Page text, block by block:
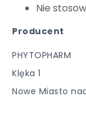
Nie
Producent
PHYTOPHARM
Klęka 1
Nowe Miasto